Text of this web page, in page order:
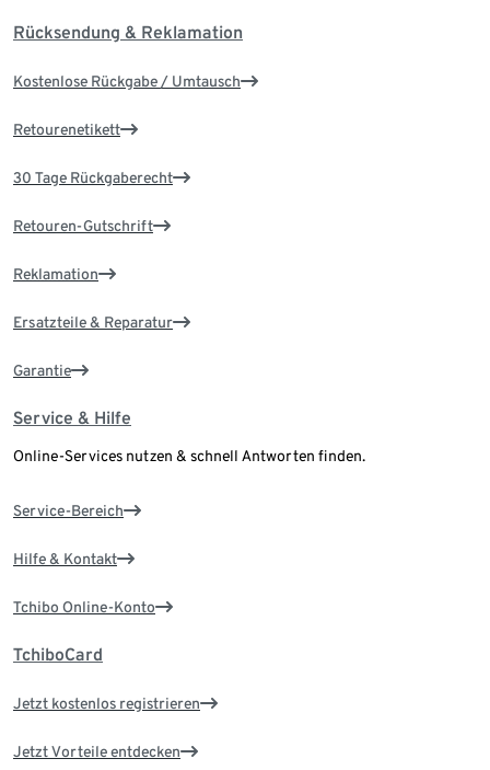
Rücksendung & Reklamation
Kostenlose Rückgabe / Umtausch
Retourenetikett
30 Tage Rückgaberecht
Retouren-Gutschrift
Reklamation
Ersatzteile & Reparatur
Garantie
Service & Hilfe
Online-Services nutzen & schnell Antworten finden.
Service-Bereich
Hilfe & Kontakt
Tchibo Online-Konto
TchiboCard
Jetzt kostenlos registrieren
Jetzt Vorteile entdecken